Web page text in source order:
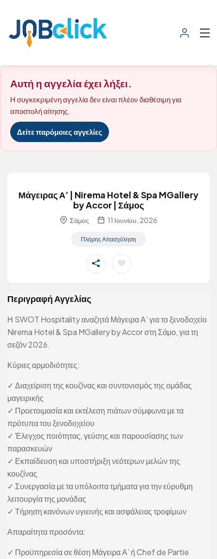
Αυτή η αγγελία έχει λήξει.
Η συγκεκριμένη αγγελία δεν είναι πλέον διαθέσιμη για
αποστολή αίτησης.
Δείτε παρόμοιες αγγελίες
Μάγειρας Α’ | Nirema Hotel & Spa MGallery
by Accor | Σάμος
Σάμος 11 Ιουνίου, 2026
Πλήρης Απασχόληση
Περιγραφή Αγγελίας
Η SWOT Hospitality αναζητά Μάγειρα Α’ για το ξενοδοχείο
Nirema Hotel & Spa MGallery by Accor στη Σάμο, για τη
σεζόν 2026.
Κύριες αρμοδιότητες:
✓ Διαχείριση της κουζίνας και συντονισμός της ομάδας
μαγειρικής
✓ Προετοιμασία και εκτέλεση πιάτων σύμφωνα με τα
πρότυπα του ξενοδοχείου
✓ Έλεγχος ποιότητας, γεύσης και παρουσίασης των
παρασκευών
✓ Εκπαίδευση και υποστήριξη νεότερων μελών της
κουζίνας
✓ Συνεργασία με τα υπόλοιπα τμήματα για την εύρυθμη
λειτουργία της μονάδας
✓ Τήρηση κανόνων υγιεινής και ασφάλειας τροφίμων
Απαραίτητα προσόντα:
✓ Προϋπηρεσία σε θέση Μάγειρα Α’ ή Chef de Partie